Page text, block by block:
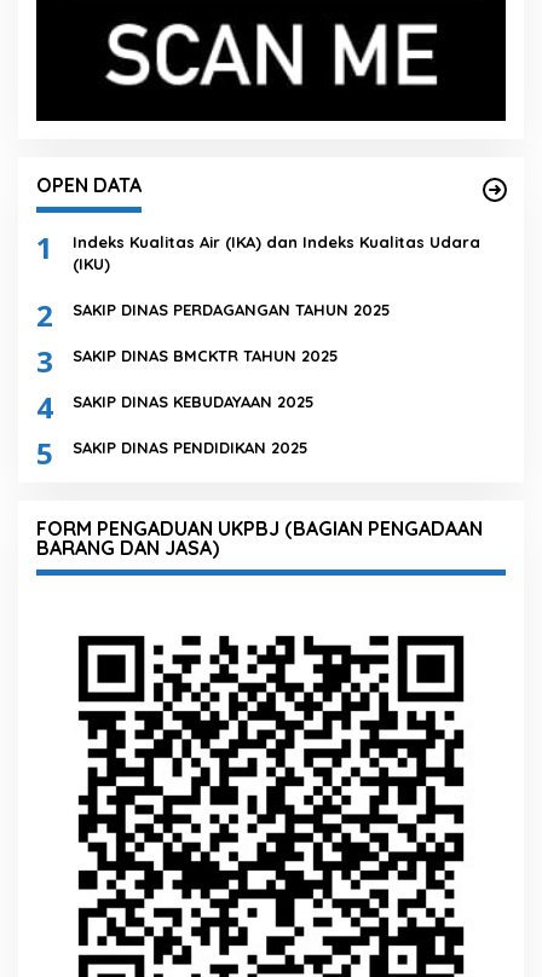
OPEN DATA
1
Indeks Kualitas Air (IKA) dan Indeks Kualitas Udara
(IKU)
2 SAKIP DINAS PERDAGANGAN TAHUN 2025
3 SAKIP DINAS BMCKTR TAHUN 2025
4 SAKIP DINAS KEBUDAYAAN 2025
5 SAKIP DINAS PENDIDIKAN 2025
FORM PENGADUAN UKPBJ (BAGIAN PENGADAAN
BARANG DAN JASA)